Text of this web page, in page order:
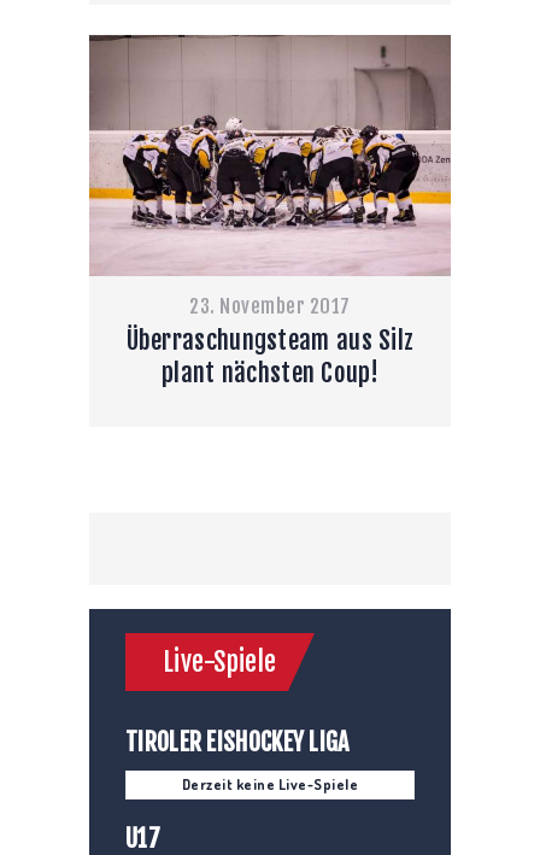
23. November 2017
Überraschungsteam aus Silz
plant nächsten Coup!
Live-Spiele
TIROLER EISHOCKEY LIGA
Derzeit keine Live-Spiele
U17